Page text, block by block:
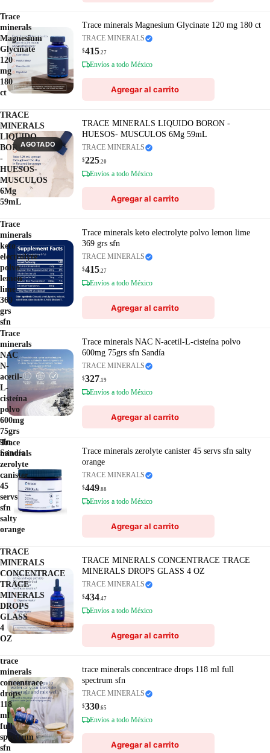
Trace
minerals
Magnesium
Glycinate
120
mg
180
ct
Trace minerals Magnesium Glycinate 120 mg 180 ct
TRACE MINERALS
$415.27
Envíos a todo México
Agregar al carrito
TRACE
MINERALS
LIQUIDO
BORON
-
HUESOS-
MUSCULOS
6Mg
59mL
AGOTADO
TRACE MINERALS LIQUIDO BORON -
HUESOS- MUSCULOS 6Mg 59mL
TRACE MINERALS
$225.20
Envíos a todo México
Agregar al carrito
Trace
minerals
keto
electrolyte
polvo
lemon
lime
369
grs
sfn
Trace minerals keto electrolyte polvo lemon lime
369 grs sfn
TRACE MINERALS
$415.27
Envíos a todo México
Agregar al carrito
Trace
minerals
NAC
N-
acetil-
L-
cisteína
polvo
600mg
75grs
sfn
Sandía
Trace minerals NAC N-acetil-L-cisteína polvo
600mg 75grs sfn Sandía
TRACE MINERALS
$327.19
Envíos a todo México
Agregar al carrito
Trace
minerals
zerolyte
canister
45
servs
sfn
salty
orange
Trace minerals zerolyte canister 45 servs sfn salty
orange
TRACE MINERALS
$449.88
Envíos a todo México
Agregar al carrito
TRACE
MINERALS
CONCENTRACE
TRACE
MINERALS
DROPS
GLASS
4
OZ
TRACE MINERALS CONCENTRACE TRACE
MINERALS DROPS GLASS 4 OZ
TRACE MINERALS
$434.47
Envíos a todo México
Agregar al carrito
trace
minerals
concentrace
drops
118
ml
full
spectrum
sfn
trace minerals concentrace drops 118 ml full
spectrum sfn
TRACE MINERALS
$330.65
Envíos a todo México
Agregar al carrito